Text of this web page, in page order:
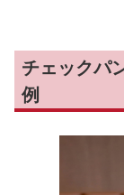
チェックパ
例